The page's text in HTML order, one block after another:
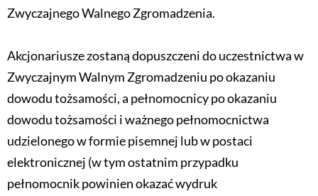
Zwyczajnego Walnego Zgromadzenia.
Akcjonariusze zostaną dopuszczeni do uczestnictwa w
Zwyczajnym Walnym Zgromadzeniu po okazaniu
dowodu tożsamości, a pełnomocnicy po okazaniu
dowodu tożsamości i ważnego pełnomocnictwa
udzielonego w formie pisemnej lub w postaci
elektronicznej (w tym ostatnim przypadku
pełnomocnik powinien okazać wydruk